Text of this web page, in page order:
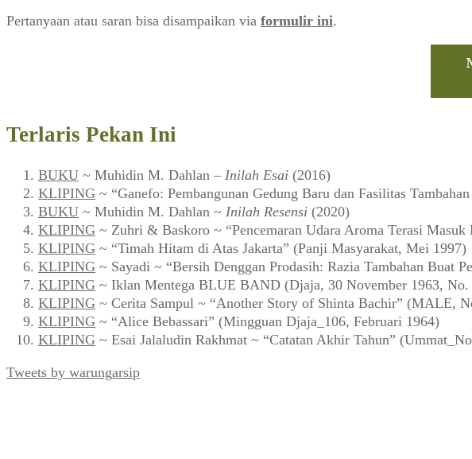
Pertanyaan atau saran bisa disampaikan via formulir ini.
Terlaris Pekan Ini
BUKU ~ Muhidin M. Dahlan – Inilah Esai (2016)
KLIPING ~ “Ganefo: Pembangunan Gedung Baru dan Fasilitas
BUKU ~ Muhidin M. Dahlan ~ Inilah Resensi (2020)
KLIPING ~ Zuhri & Baskoro ~ “Pencemaran Udara Aroma Terasi
KLIPING ~ “Timah Hitam di Atas Jakarta” (Panji Masyarakat, Mei 1997)
KLIPING ~ Sayadi ~ “Bersih Denggan Prodasih: Razia Tambahan Buat
KLIPING ~ Iklan Mentega BLUE BAND (Djaja, 30 November 1963, No.
KLIPING ~ Cerita Sampul ~ “Another Story of Shinta Bachir” (MALE,
KLIPING ~ “Alice Bebassari” (Mingguan Djaja_106, Februari 1964)
KLIPING ~ Esai Jalaludin Rakhmat ~ “Catatan Akhir Tahun”
Tweets by warungarsip